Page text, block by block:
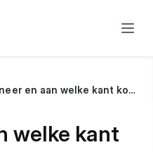
Wanneer en aan welke kant kom ik ademen bij Crawl?
welke kant